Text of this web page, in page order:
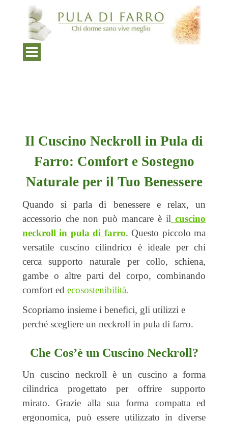
Il Cuscino Neckroll in Pula di
Farro: Comfort e Sostegno
Naturale per il Tuo Benessere
Quando si parla di benessere e relax, un
accessorio che non può mancare è il cuscino
neckroll in pula di farro. Questo piccolo ma
versatile cuscino cilindrico è ideale per chi
cerca supporto naturale per collo, schiena,
gambe o altre parti del corpo, combinando
comfort ed ecosostenibilità.
Scopriamo insieme i benefici, gli utilizzi e
perché scegliere un neckroll in pula di farro.
Che Cos’è un Cuscino Neckroll?
Un cuscino neckroll è un cuscino a forma
cilindrica progettato per offrire supporto
mirato. Grazie alla sua forma compatta ed
ergonomica, può essere utilizzato in diverse